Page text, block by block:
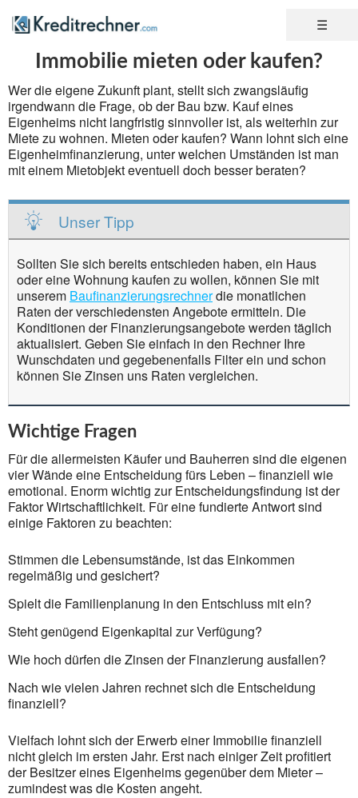
Immobilie mieten oder kaufen?
Wer die eigene Zukunft plant, stellt sich zwangsläufig
irgendwann die Frage, ob der Bau bzw. Kauf eines
Eigenheims nicht langfristig sinnvoller ist, als weiterhin zur
Miete zu wohnen. Mieten oder kaufen? Wann lohnt sich eine
Eigenheimfinanzierung, unter welchen Umständen ist man
mit einem Mietobjekt eventuell doch besser beraten?
Unser Tipp
Sollten Sie sich bereits entschieden haben, ein Haus
oder eine Wohnung kaufen zu wollen, können Sie mit
unserem Baufinanzierungsrechnerdie monatlichen
Raten der verschiedensten Angebote ermitteln. Die
Konditionen der Finanzierungsangebote werden täglich
aktualisiert. Geben Sie einfach in den Rechner Ihre
Wunschdaten und gegebenenfalls Filter ein und schon
können Sie Zinsen uns Raten vergleichen.
Wichtige Fragen
Für die allermeisten Käufer und Bauherren sind die eigenen
vier Wände eine Entscheidung fürs Leben – finanziell wie
emotional. Enorm wichtig zur Entscheidungsfindung ist der
Faktor Wirtschaftlichkeit. Für eine fundierte Antwort sind
einige Faktoren zu beachten:
Stimmen die Lebensumstände, ist das Einkommen
regelmäßig und gesichert?
Spielt die Familienplanung in den Entschluss mit ein?
Steht genügend Eigenkapital zur Verfügung?
Wie hoch dürfen die Zinsen der Finanzierung ausfallen?
Nach wie vielen Jahren rechnet sich die Entscheidung
finanziell?
Vielfach lohnt sich der Erwerb einer Immobilie finanziell
nicht gleich im ersten Jahr. Erst nach einiger Zeit profitiert
der Besitzer eines Eigenheims gegenüber dem Mieter –
zumindest was die Kosten angeht.